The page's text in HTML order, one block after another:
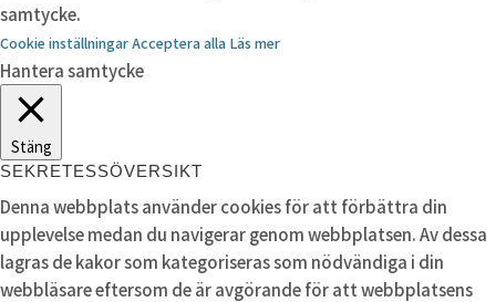
samtycke.
Cookie inställningarAcceptera alla Läs mer
Hantera samtycke
Stäng
SEKRETESSÖVERSIKT
Denna webbplats använder cookies för att förbättra din
upplevelse medan du navigerar genom webbplatsen. Av dessa
lagras de kakor som kategoriseras som nödvändiga i din
webbläsare eftersom de är avgörande för att webbplatsens